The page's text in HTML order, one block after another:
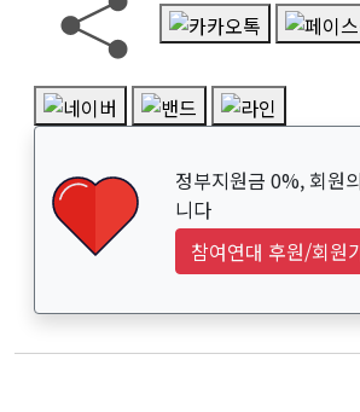
정부지원금 0%, 회원
니다
참여연대 후원/회원